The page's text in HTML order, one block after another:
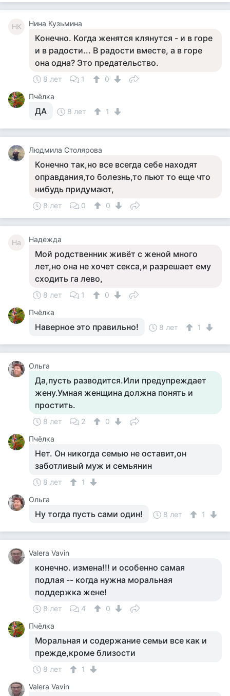
НК Нина Кузьмина
Конечно. Когда женятся клянутся - и в горе
и в радости... В радости вместе, а в горе
она одна? Это предательство.
8 лет 1
0
Пчёлка
ДА 8 лет 1
Людмила Столярова
Конечно так,но все всегда себе находят
оправдания,то болезнь,то пьют то еще что
нибудь придумают,
8 лет 0 0
На Надежда
Мой родственник живёт с женой много
лет,но она не хочет секса,и разрешает ему
сходить га лево,
8 лет 1
0
Пчёлка
Наверное это правильно! 8 лет 1
Ольга
Да,пусть разводится.Или предупреждает
жену.Умная женщина должна понять и
простить.
8 лет 2
0
Пчёлка
Нет. Он никогда семью не оставит,он
заботливый муж и семьянин
8 лет
1
Ольга
Ну тогда пусть сами один! 8 лет 1
Valera Vavin
конечно. измена!!! и особенно самая
подлая -- когда нужна моральная
поддержка жене!
8 лет 4
0
Пчёлка
Моральная и содержание семьи все как и
прежде,кроме близости
8 лет
1
Valera Vavin